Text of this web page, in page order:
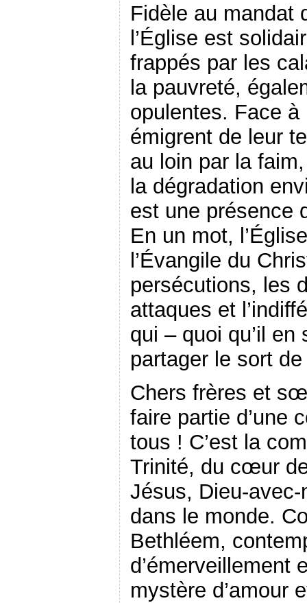
Fidèle au mandat
l’Église est
frappés par les
la pauvreté,
opulentes. Face à
émigrent de leur
au loin par la
la dégradation
est une présence
En un mot,
l’Évangile du
persécutions, les
attaques et
qui – quoi qu’il
partager le sort
Chers frères et
faire partie d’une
tous ! C’est la
Trinité, du cœur
Jésus, Dieu-
dans le monde.
Bethléem,
d’émerveillement
mystère d’amour